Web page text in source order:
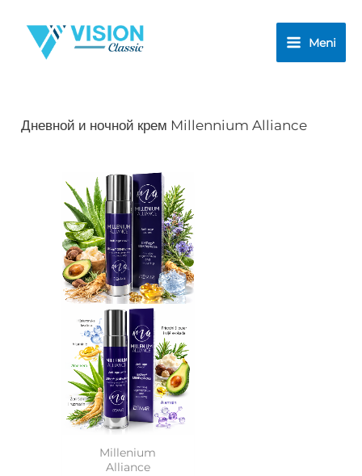
soderžimomu
Meni
Дневной и ночной крем Millennium Alliance
Millenium
Alliance